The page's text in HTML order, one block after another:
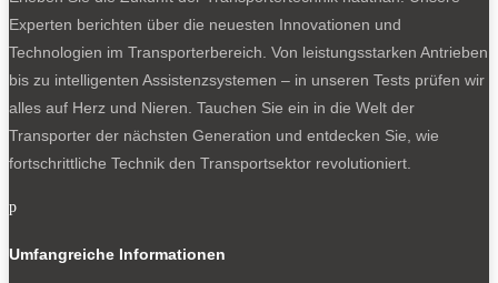
Experten berichten über die neuesten Innovationen und
Technologien im Transporterbereich. Von leistungsstarken Antrieben
bis zu intelligenten Assistenzsystemen – in unseren Tests prüfen wir
alles auf Herz und Nieren. Tauchen Sie ein in die Welt der
Transporter der nächsten Generation und entdecken Sie, wie
fortschrittliche Technik den Transportsektor revolutioniert.
p
Umfangreiche Informationen